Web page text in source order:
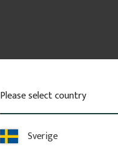
Please select country
Sverige